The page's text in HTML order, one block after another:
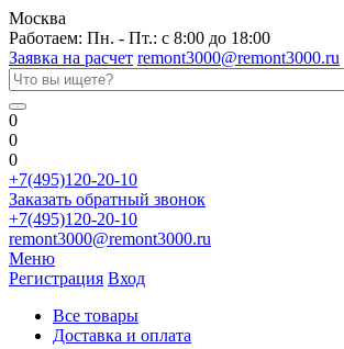
Москва
Работаем: Пн. - Пт.: с 8:00 до 18:00
Заявка на расчет remont3000@remont3000.ru
0
0
0
+7(495)120-20-10
Заказать обратный звонок
+7(495)120-20-10
remont3000@remont3000.ru
Меню
Регистрация Вход
Все товары
Доставка и оплата